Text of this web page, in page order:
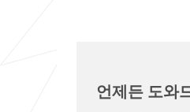
언제든 도와